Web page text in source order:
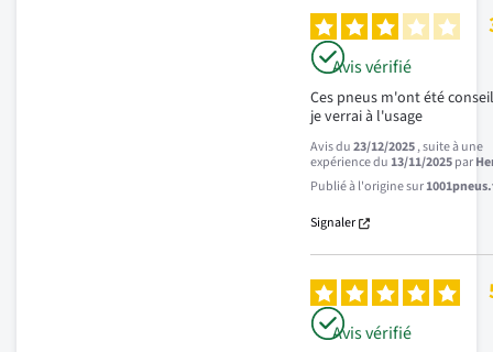
Avis vérifié
Ces pneus m'ont été
je verrai à l'usage
Avis du23/12/2025, suite à une
expérience du13/11/2025par
Publié à l'origine sur
Signaler
Avis vérifié